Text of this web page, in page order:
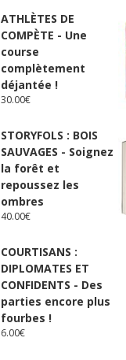
ATHLÈTES DE
COMPÈTE - Une
course
complètement
déjantée !
30.00€
STORYFOLS : BOIS
SAUVAGES - Soignez
la forêt et
repoussez les
ombres
40.00€
COURTISANS :
DIPLOMATES ET
CONFIDENTS - Des
parties encore plus
fourbes !
6.00€